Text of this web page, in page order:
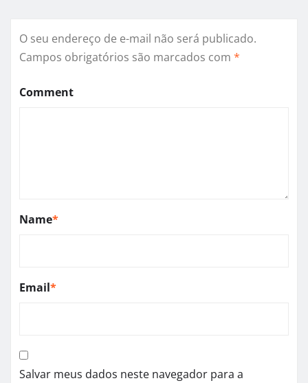
O seu endereço de e-mail não será publicado.
Campos obrigatórios são marcados com *
Comment
Name*
Email*
Salvar meus dados neste navegador para a